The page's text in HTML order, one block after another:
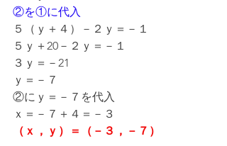
②を①に代入
５（ｙ＋４）－２ｙ＝－１
５ｙ＋20－２ｙ＝－１
３ｙ＝－21
ｙ＝－７
②にｙ＝－７を代入
ｘ＝－７＋４＝－３
（ｘ，ｙ）＝（－３，－７）